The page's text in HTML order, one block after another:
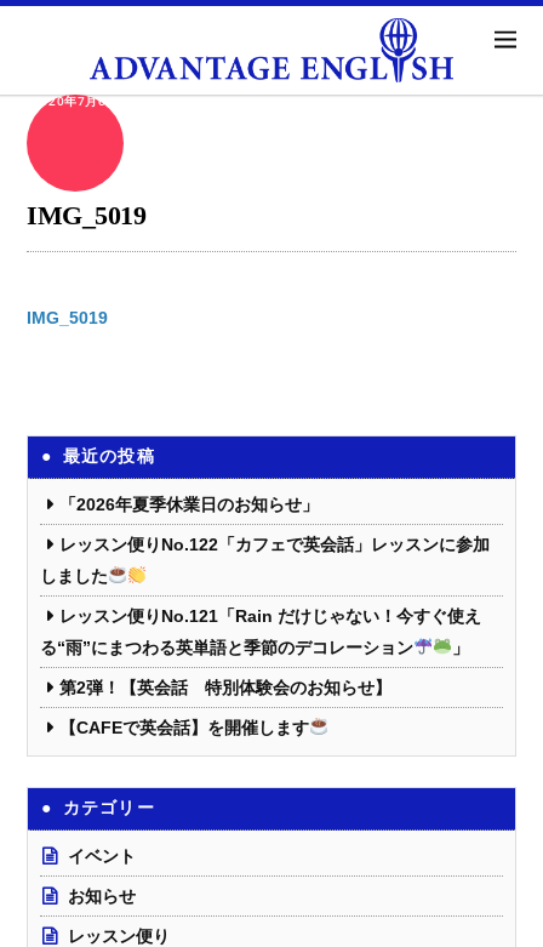
2020年7月6日
IMG_5019
IMG_5019
最近の投稿
「2026年夏季休業日のお知らせ」
レッスン便りNo.122「カフェで英会話」レッスンに参加
しました
レッスン便りNo.121「Rain だけじゃない！今すぐ使え
る“雨”にまつわる英単語と季節のデコレーション
」
第2弾！【英会話 特別体験会のお知らせ】
【CAFEで英会話】を開催します
カテゴリー
イベント
お知らせ
レッスン便り